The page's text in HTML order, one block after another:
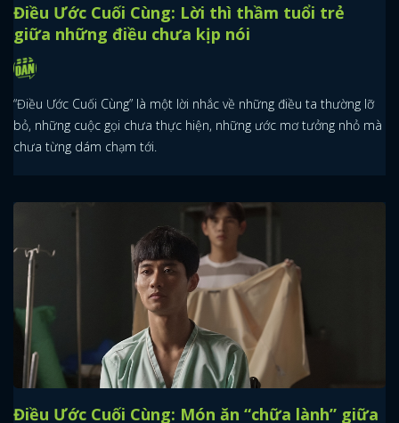
Điều Ước Cuối Cùng: Lời thì thầm tuổi trẻ
giữa những điều chưa kịp nói
“Điều Ước Cuối Cùng” là một lời nhắc về những điều ta thường lỡ
bỏ, những cuộc gọi chưa thực hiện, những ước mơ tưởng nhỏ mà
chưa từng dám chạm tới.
Điều Ước Cuối Cùng: Món ăn “chữa lành” giữa